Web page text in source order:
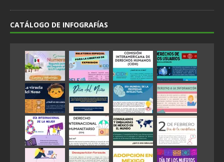
CATÁLOGO DE INFOGRAFÍAS